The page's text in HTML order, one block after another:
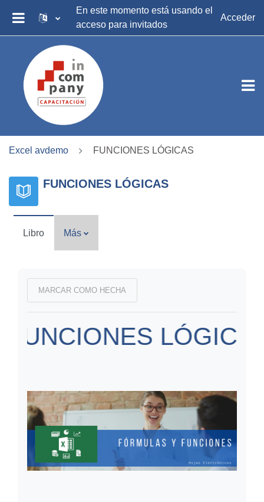
Salta al contenido principal
PANEL LATERAL
En este momento está usando el
acceso para invitados
Acceder
Excel avdemo FUNCIONES LÓGICAS
FUNCIONES LÓGICAS
Libro Más
MARCAR COMO HECHA
LÓGICAS